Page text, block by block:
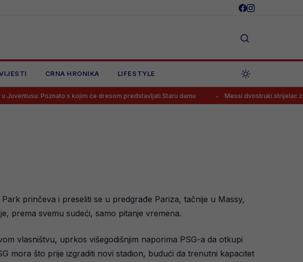
CRNA HRONIKA LIFESTYLE
s kojim će dresom predstavljati Staru damu Messi dvostruki strijelac za klub nakon
prinčeva i preseliti se u predgrađe Pariza, tačnije u Massy,
prema svemu sudeći, samo pitanje vremena.
vlasništvu, uprkos višegodišnjim naporima PSG-a da otkupi
mora što prije izgraditi novi stadion, budući da trenutni kapacitet